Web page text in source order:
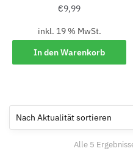
€9,99
inkl. 19 % MwSt.
In den Warenkorb
Alle 5